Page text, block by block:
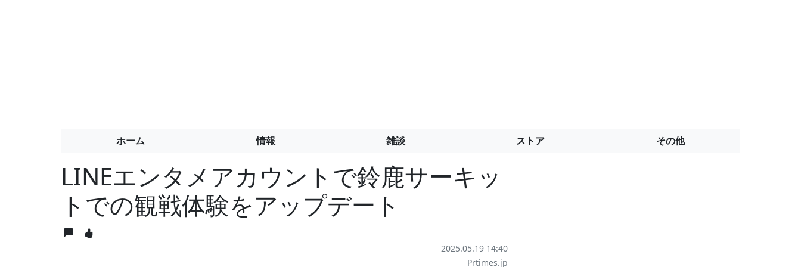
ホーム 情報 雑談 ストア その他
LINEエンタメアカウントで鈴鹿サーキッ
トでの観戦体験をアップデート
2025.05.19 14:40
Prtimes.jp